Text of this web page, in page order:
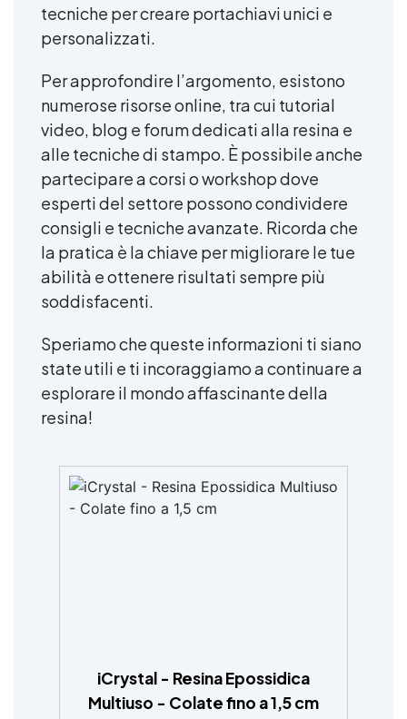
tecniche per creare portachiavi unici e
personalizzati.
Per approfondire l’argomento, esistono
numerose risorse online, tra cui tutorial
video, blog e forum dedicati alla resina e
alle tecniche di stampo. È possibile anche
partecipare a corsi o workshop dove
esperti del settore possono condividere
consigli e tecniche avanzate. Ricorda che
la pratica è la chiave per migliorare le tue
abilità e ottenere risultati sempre più
soddisfacenti.
Speriamo che queste informazioni ti siano
state utili e ti incoraggiamo a continuare a
esplorare il mondo affascinante della
resina!
iCrystal - Resina Epossidica
Multiuso - Colate fino a 1,5 cm